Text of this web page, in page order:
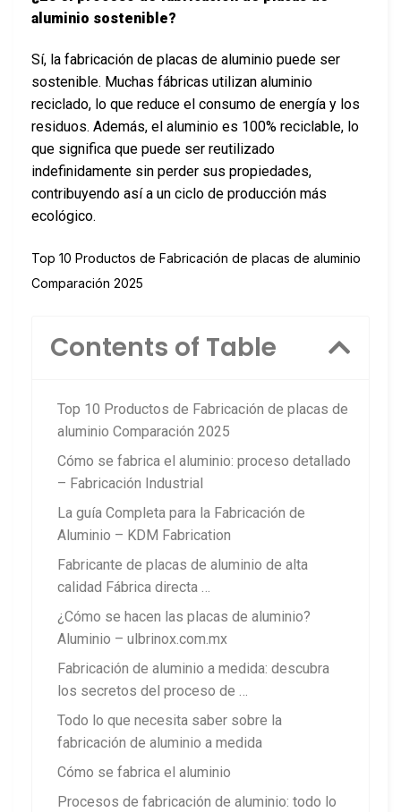
aluminio sostenible?
Sí, la fabricación de placas de aluminio puede ser
sostenible. Muchas fábricas utilizan aluminio
reciclado, lo que reduce el consumo de energía y los
residuos. Además, el aluminio es 100% reciclable, lo
que significa que puede ser reutilizado
indefinidamente sin perder sus propiedades,
contribuyendo así a un ciclo de producción más
ecológico.
Top 10 Productos de Fabricación de placas de aluminio
Comparación 2025
Contents of Table
Top 10 Productos de Fabricación de placas de
aluminio Comparación 2025
Cómo se fabrica el aluminio: proceso detallado
– Fabricación Industrial
La guía Completa para la Fabricación de
Aluminio – KDM Fabrication
Fabricante de placas de aluminio de alta
calidad Fábrica directa …
¿Cómo se hacen las placas de aluminio?
Aluminio – ulbrinox.com.mx
Fabricación de aluminio a medida: descubra
los secretos del proceso de …
Todo lo que necesita saber sobre la
fabricación de aluminio a medida
Cómo se fabrica el aluminio
Procesos de fabricación de aluminio: todo lo